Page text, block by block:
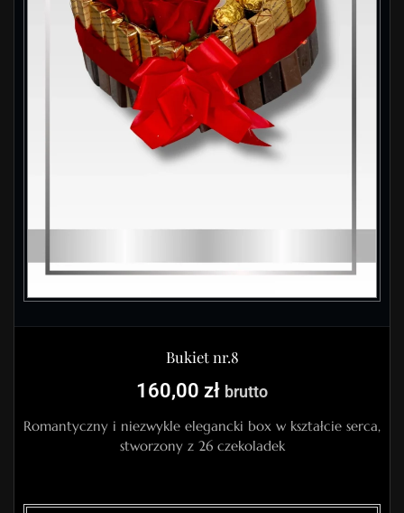
Bukiet nr.8
160,00 zł brutto
Romantyczny i niezwykle elegancki box w kształcie serca,
stworzony z 26 czekoladek